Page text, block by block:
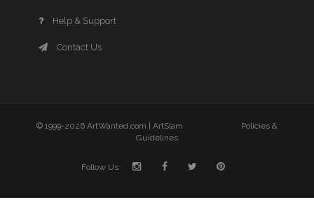
Help & Support
Contact Us
© 1999-2026 ArtWanted.com | ArtSlam
Policies &
Guidelines
Follow Us: